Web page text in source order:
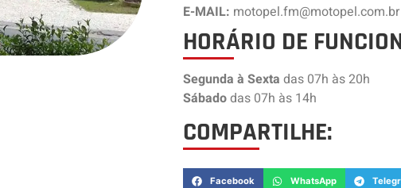
E-MAIL: motopel.fm@motopel.com.br
HORÁRIO DE
Segunda à Sexta das 07h às 20h
Sábadodas 07h às 14h
COMPARTILHE:
Facebook WhatsApp